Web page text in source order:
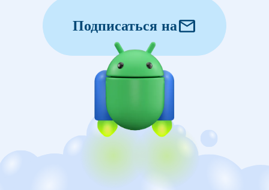
Подписаться наmail